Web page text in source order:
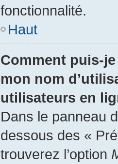
fonctionnalité.
Haut
Comment puis-
mon nom
utilisateurs en
Dans le panneau
dessous des «
trouverez l’option